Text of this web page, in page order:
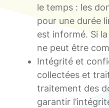
le temps : les
pour une durée
est informé. Si
ne peut être
Intégrité et
collectées et
traitement des
garantir